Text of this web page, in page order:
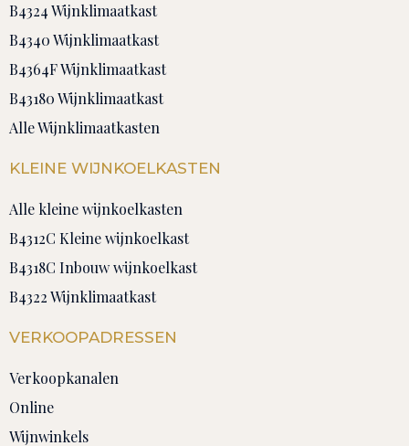
B4324 Wijnklimaatkast
B4340 Wijnklimaatkast
B4364F Wijnklimaatkast
B43180 Wijnklimaatkast
Alle Wijnklimaatkasten
KLEINE WIJNKOELKASTEN
Alle kleine wijnkoelkasten
B4312C Kleine wijnkoelkast
B4318C Inbouw wijnkoelkast
B4322 Wijnklimaatkast
VERKOOPADRESSEN
Verkoopkanalen
Online
Wijnwinkels